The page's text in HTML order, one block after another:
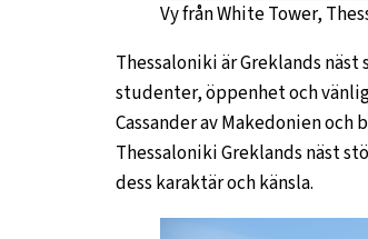
Vy från White Tower,
Thessaloniki är Greklands
studenter, öppenhet och
Cassander av Makedonien
Thessaloniki Greklands näst
dess karaktär och känsla.